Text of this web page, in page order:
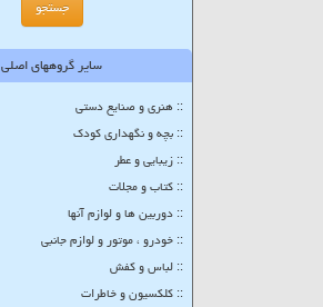
سایر گروههای اصلی
:: هنری و صنایع دستی
:: بچه و نگهداری کودک
:: زیبایی و عطر
:: کتاب و مجلات
:: دوربین ها و لوازم آنها
:: خودرو ، موتور و لوازم جانبی
:: لباس و کفش
:: کلکسیون و خاطرات